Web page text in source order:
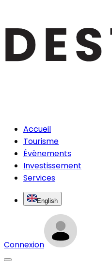
Accueil
Tourisme
Évènements
Investissement
Services
English
Connexion